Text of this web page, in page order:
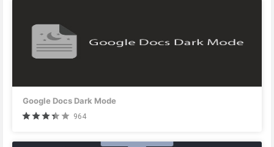
Google Docs Dark Mode
964